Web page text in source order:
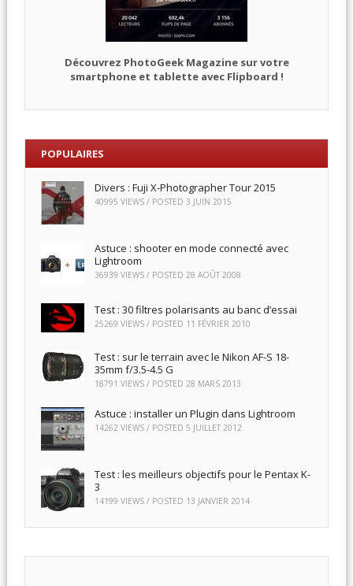
Découvrez PhotoGeek Magazine sur votre
smartphone et tablette avec Flipboard !
POPULAIRES
Divers : Fuji X-Photographer Tour 2015
40995 VIEWS / POSTED 3 JUIN 2015
Astuce : shooter en mode connecté avec
Lightroom
36939 VIEWS / POSTED 28 AOÛT 2008
Test : 30 filtres polarisants au banc d’essai
25269 VIEWS / POSTED 11 FÉVRIER 2010
Test : sur le terrain avec le Nikon AF-S 18-
35mm f/3.5-4.5 G
18791 VIEWS / POSTED 28 MARS 2013
Astuce : installer un Plugin dans Lightroom
14262 VIEWS / POSTED 5 JUILLET 2012
Test : les meilleurs objectifs pour le Pentax K-
3
14199 VIEWS / POSTED 13 JANVIER 2014